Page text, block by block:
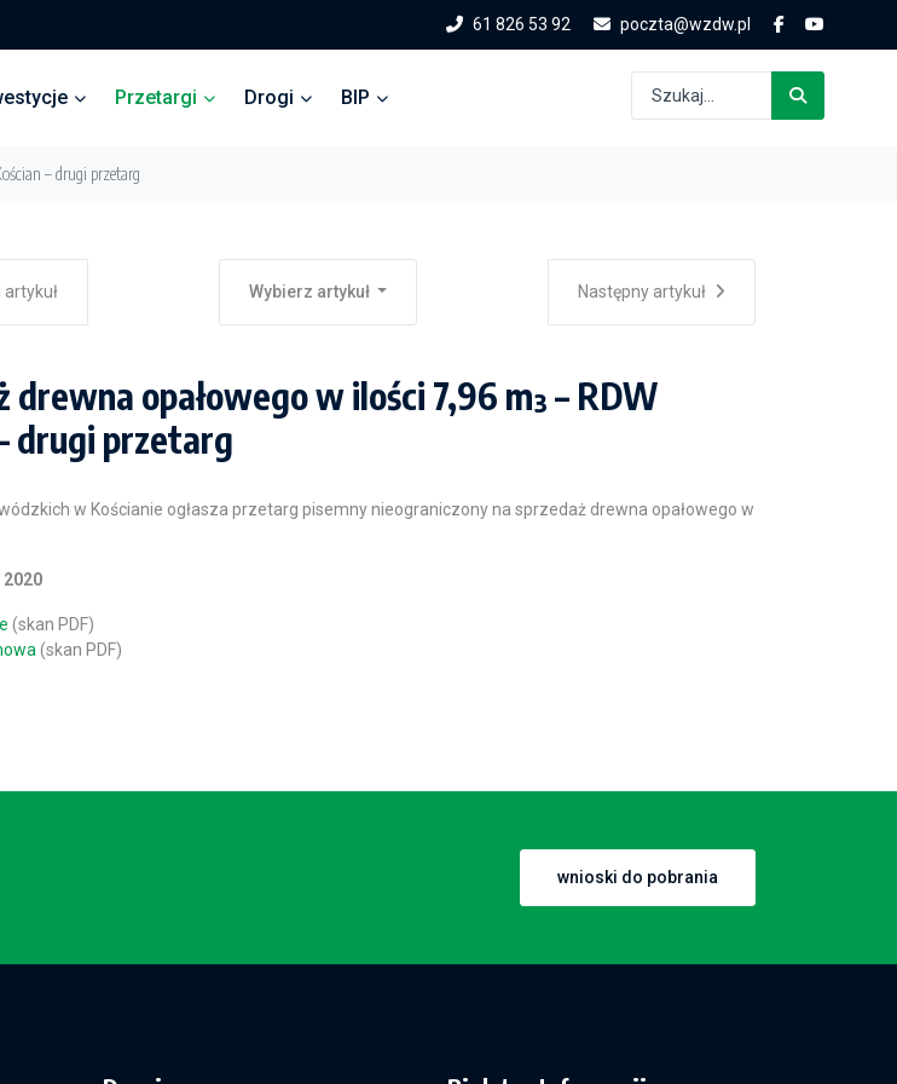
61 826 53 92 poczta@wzdw.pl
Przetargi Drogi BIP
– drugi przetarg
Wybierz artykuł Następny artykuł
drewna opałowego w ilości 7,96 m³ – RDW
drugi przetarg
w Kościanie ogłasza przetarg pisemny nieograniczony na sprzedaż drewna opałowego w
(skan PDF)
(skan PDF)
wnioski do pobrania